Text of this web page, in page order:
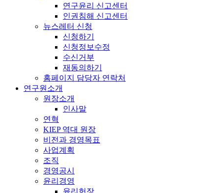
연구윤리 신고센터
인권침해 신고센터
뉴스레터 신청
신청하기
신청정보수정
수신거부
재동의하기
홈페이지 담당자 연락처
연구원소개
원장소개
인사말
연혁
KIEP 역대 원장
비전과 경영목표
사업계획
조직
경영공시
윤리경영
윤리헌장